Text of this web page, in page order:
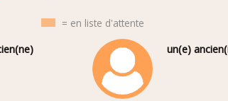
= en liste d'attente
un(e)